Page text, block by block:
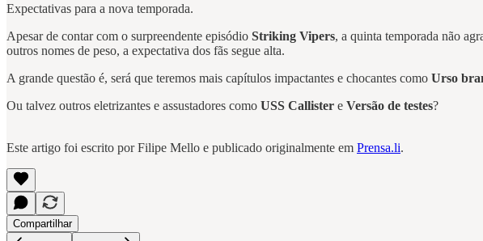
Expectativas para a nova temporada.
Apesar de contar com o surpreendente episódio Striking Vipers, a quinta temporada não
outros nomes de peso, a expectativa dos fãs segue alta.
A grande questão é, será que teremos mais capítulos impactantes e chocantes como Urso
Ou talvez outros eletrizantes e assustadores como USS Callister e Versão de testes?
Este artigo foi escrito por Filipe Mello e publicado originalmente em Prensa.li.
Compartilhar